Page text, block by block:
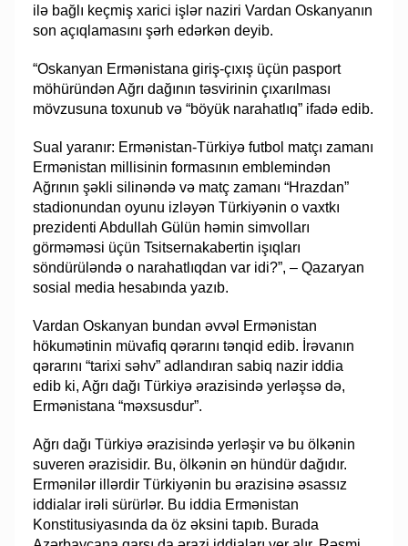
ilə bağlı keçmiş xarici işlər naziri Vardan Oskanyanın
son açıqlamasını şərh edərkən deyib.
“Oskanyan Ermənistana giriş-çıxış üçün pasport
möhüründən Ağrı dağının təsvirinin çıxarılması
mövzusuna toxunub və “böyük narahatlıq” ifadə edib.
Sual yaranır: Ermənistan-Türkiyə futbol matçı zamanı
Ermənistan millisinin formasının emblemindən
Ağrının şəkli silinəndə və matç zamanı “Hrazdan”
stadionundan oyunu izləyən Türkiyənin o vaxtkı
prezidenti Abdullah Gülün həmin simvolları
görməməsi üçün Tsitsernakabertin işıqları
söndürüləndə o narahatlıqdan var idi?”, – Qazaryan
sosial media hesabında yazıb.
Vardan Oskanyan bundan əvvəl Ermənistan
hökumətinin müvafiq qərarını tənqid edib. İrəvanın
qərarını “tarixi səhv” adlandıran sabiq nazir iddia
edib ki, Ağrı dağı Türkiyə ərazisində yerləşsə də,
Ermənistana “məxsusdur”.
Ağrı dağı Türkiyə ərazisində yerləşir və bu ölkənin
suveren ərazisidir. Bu, ölkənin ən hündür dağıdır.
Ermənilər illərdir Türkiyənin bu ərazisinə əsassız
iddialar irəli sürürlər. Bu iddia Ermənistan
Konstitusiyasında da öz əksini tapıb. Burada